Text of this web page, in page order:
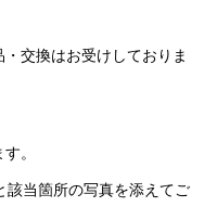
交換はお受けしておりま
。
当箇所の写真を添えてご